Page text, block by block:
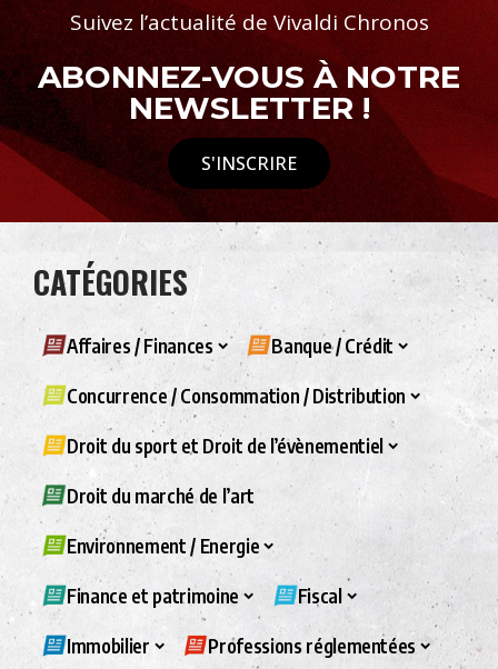
Suivez l’actualité de Vivaldi Chronos
ABONNEZ-VOUS À NOTRE
NEWSLETTER !
S'INSCRIRE
CATÉGORIES
Affaires / Finances Banque / Crédit
Concurrence / Consommation / Distribution
Droit du sport et Droit de l’évènementiel
Droit du marché de l’art
Environnement / Energie
Finance et patrimoine Fiscal
Immobilier Professions réglementées